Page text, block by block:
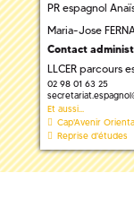
PR espagnol
Maria-Jose
Contact
LLCER parcours
02 98 01 63 25
secretariat.espagnol
Et aussi...
Cap'Avenir
Reprise d'études